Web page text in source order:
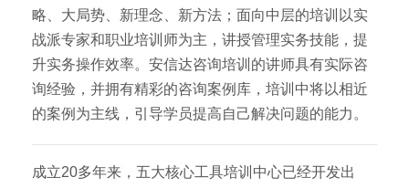
略、大局势、新理念、新方法；面向中层的培训以实
战派专家和职业培训师为主，讲授管理实务技能，提
升实务操作效率。安信达咨询培训的讲师具有实际咨
询经验，并拥有精彩的咨询案例库，培训中将以相近
的案例为主线，引导学员提高自己解决问题的能力。
成立20多年来，五大核心工具培训中心已经开发出